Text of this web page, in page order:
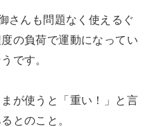
さんも問題なく使えるぐ
の負荷で運動になってい
です。
が使うと「重い！」と言
とのこと。